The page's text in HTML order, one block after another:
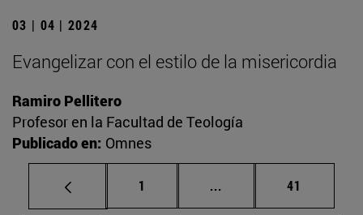
03 | 04 | 2024
Evangelizar con el estilo de la misericordia
Ramiro Pellitero
Profesor en la Facultad de Teología
Publicado en: Omnes
Página
1 ... Páginas intermedias
Página
41